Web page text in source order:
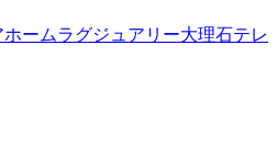
ームラグジュアリー大理石テレ